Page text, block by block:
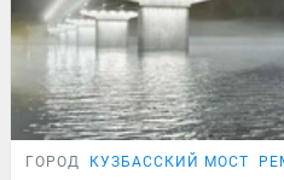
ГОРОД КУЗБАССКИЙ МОСТ